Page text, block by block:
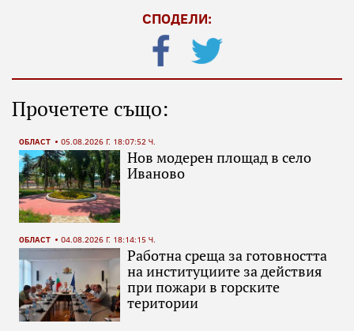
СПОДЕЛИ:
Прочетете също:
ОБЛАСТ 05.08.2026 Г. 18:07:52 Ч.
Нов модерен площад в село
Иваново
ОБЛАСТ 04.08.2026 Г. 18:14:15 Ч.
Работна среща за готовността
на институциите за действия
при пожари в горските
територии